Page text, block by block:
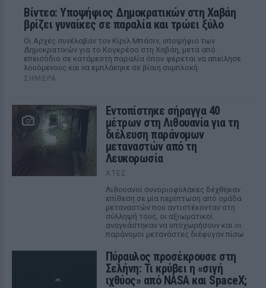
Βίντεο: Υποψήφιος Δημοκρατικών στη Χαβάη
βρίζει γυναίκες σε παραλία και τρώει ξύλο
Οι Αρχές συνέλαβαν τον Κίριλ Μπάσιν, υποψήφιο των
Δημοκρατικών για το Κογκρέσο στη Χαβάη, μετά από
επεισόδιο σε κατάμεστη παραλία όπου φέρεται να απείλησε
λουόμενους και να εμπλάκηκε σε βίαιη συμπλοκή
ΣΉΜΕΡΑ
Εντοπίστηκε σήραγγα 40
μέτρων στη Λιθουανία για τη
διέλευση παράνομων
μεταναστών από τη
Λευκορωσία
ΧΤΕΣ
Λιθουανοί συνοριοφύλακες δέχθηκαν
επίθεση σε μία περίπτωση από ομάδα
μεταναστών που αντιστέκονταν στη
σύλληψή τους, οι αξιωματικοί
αναγκάστηκαν να υποχωρήσουν και οι
παράνομοι μετανάστες διέφυγαν πίσω
Πύραυλος προσέκρουσε στη
Σελήνη: Τι κρύβει η «σιγή
ιχθύος» από NASA και SpaceX;